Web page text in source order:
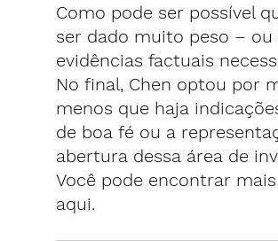
Como pode ser possível
ser dado muito peso –
evidências factuais
No final, Chen optou por
menos que haja
de boa fé ou a
abertura dessa área de
Você pode encontrar
aqui.